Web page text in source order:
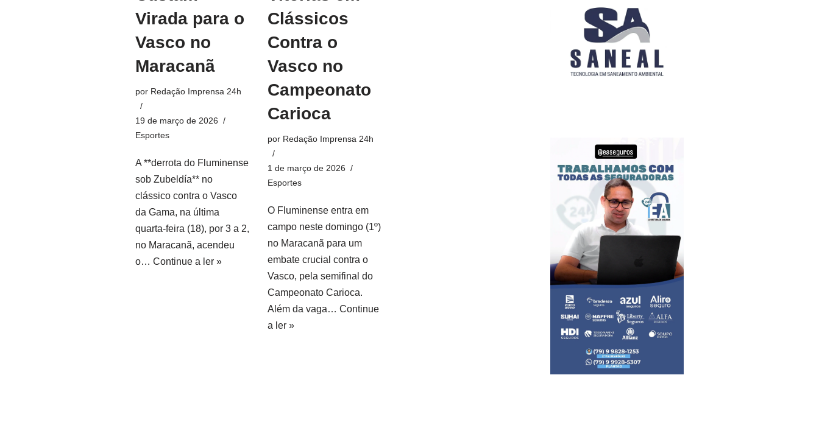
Virada para o
Vasco no
Maracanã
por Redação Imprensa 24h
19 de março de 2026
Esportes
A **derrota do Fluminense
sob Zubeldía** no
clássico contra o Vasco
da Gama, na última
quarta-feira (18), por 3 a 2,
no Maracanã, acendeu
o… Continue a ler »
Clássicos
Contra o
Vasco no
Campeonato
Carioca
por Redação Imprensa 24h
1 de março de 2026
Esportes
O Fluminense entra em
campo neste domingo (1º)
no Maracanã para um
embate crucial contra o
Vasco, pela semifinal do
Campeonato Carioca.
Além da vaga… Continue
a ler »